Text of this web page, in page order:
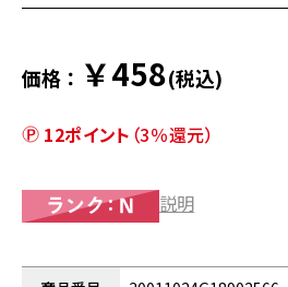
価格： ￥458(税込)
12ポイント （3％還元）
説明